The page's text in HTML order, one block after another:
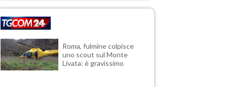
Roma, fulmine colpisce
uno scout sul Monte
Livata: è gravissimo